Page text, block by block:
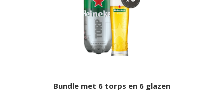
Bundle met 6 torps en 6 glazen